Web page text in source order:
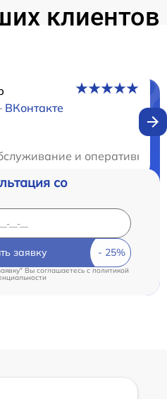
клиентов
ВКонтакте
и
со
заявку
Вы соглашаетесь c политикой